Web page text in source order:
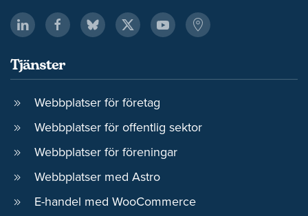
Tjänster
Webbplatser för företag
Webbplatser för offentlig sektor
Webbplatser för föreningar
Webbplatser med Astro
E-handel med WooCommerce